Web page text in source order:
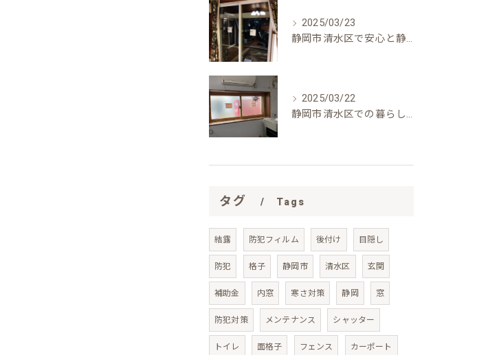
2025/03/23
静岡市清水区で安心と静けさを手に入れる！内窓リフォームの魅力
2025/03/22
静岡市清水区での暮らしを快適にする内窓の断熱効果とは？
タグ Tags
結露 防犯フィルム 後付け 目隠し
防犯 格子 静岡市 清水区 玄関
補助金 内窓 寒さ対策 静岡 窓
防犯対策 メンテナンス シャッター
トイレ 面格子 フェンス カーポート